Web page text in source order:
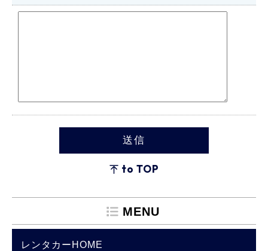
to TOP
MENU
レンタカーHOME